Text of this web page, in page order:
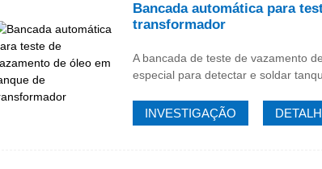
Bancada automática para
transformador
A bancada de teste de vazamento
especial para detectar e soldar
INVESTIGAÇÃO